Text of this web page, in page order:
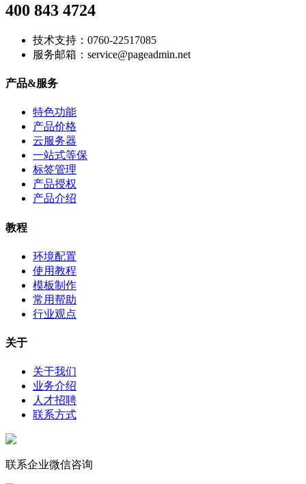
400 843 4724
技术支持：0760-22517085
服务邮箱：service@pageadmin.net
产品&服务
特色功能
产品价格
云服务器
一站式等保
标签管理
产品授权
产品介绍
教程
环境配置
使用教程
模板制作
常用帮助
行业观点
关于
关于我们
业务介绍
人才招聘
联系方式
联系企业微信咨询